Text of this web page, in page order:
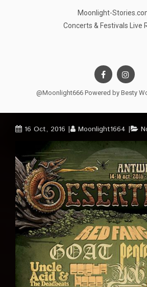
Moonlight-
Concerts & Festivals Live
@Moonlight666 Powered by Besty
16 Oct, 2016 Moonlight1664